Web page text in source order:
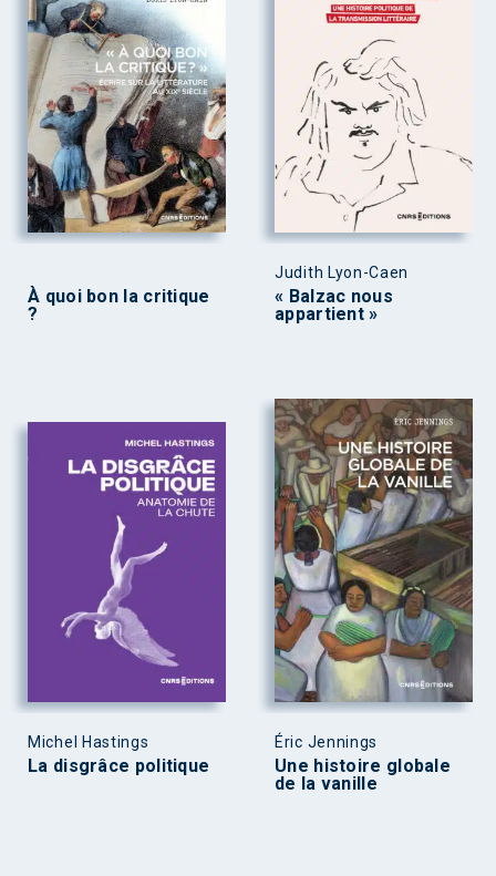
À quoi bon la critique
?
Judith Lyon-Caen
« Balzac nous
appartient »
Michel Hastings
La disgrâce politique
Éric Jennings
Une histoire globale
de la vanille